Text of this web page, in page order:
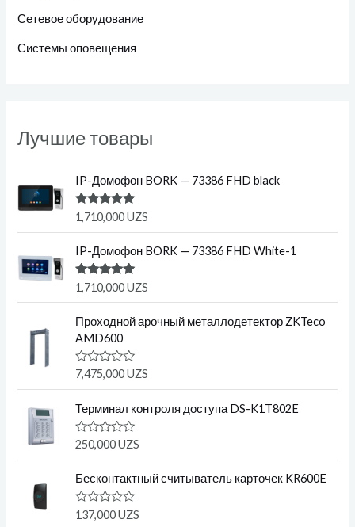
Сетевое оборудование
Системы оповещения
Лучшие товары
IP-Домофон BORK — 73386 FHD black
Оценка
5.00
из 5
1,710,000UZS
IP-Домофон BORK — 73386 FHD White-1
Оценка
5.00
из 5
1,710,000UZS
Проходной арочный металлодетектор ZKTeco
AMD600
О
ц
н
к
а
0
и
з
5
7,475,000UZS
Терминал контроля доступа DS-K1T802E
О
н
а
0
и
250,000UZS
Бесконтактный считыватель карточек KR600E
О
137,000UZS